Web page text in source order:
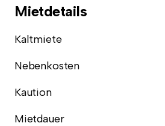
Mietdetails
Kaltmiete
Nebenkosten
Kaution
Mietdauer